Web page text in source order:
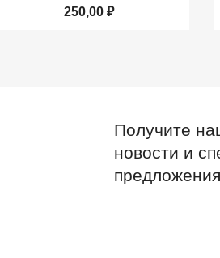
250,00 ₽
Получите
новости и
предложения